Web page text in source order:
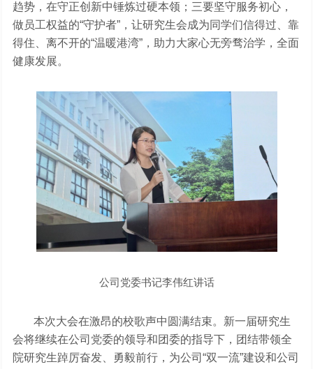
趋势，在守正创新中锤炼过硬本领；三要坚守服务初心，
做员工权益的“守护者”，让研究生会成为同学们信得过、靠
得住、离不开的“温暖港湾”，助力大家心无旁骛治学，全面
健康发展。
公司党委书记李伟红讲话
本次大会在激昂的校歌声中圆满结束。新一届研究生
会将继续在公司党委的领导和团委的指导下，团结带领全
院研究生踔厉奋发、勇毅前行，为公司“双一流”建设和公司